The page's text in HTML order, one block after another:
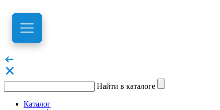
Найти в каталоге
Каталог